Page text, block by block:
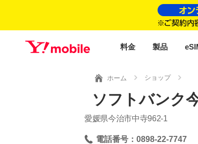
料金 製品
ホーム ショップ
ソフトバンク
愛媛県今治市中寺962‐1
電話番号：0898-22-7747